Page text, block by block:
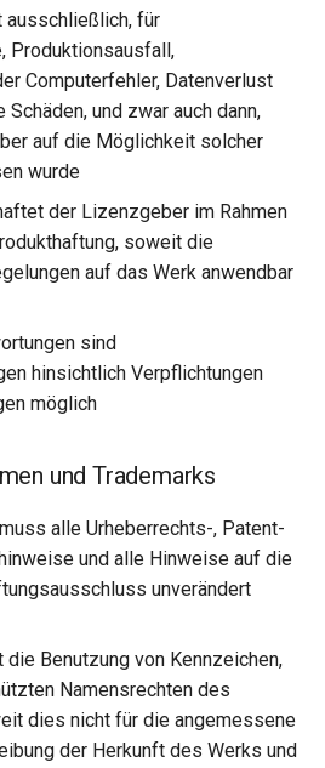
ausschließlich, für
Produktionsausfall,
Computerfehler, Datenverlust
und zwar auch dann,
auf die Möglichkeit solcher
wurde
der Lizenzgeber im Rahmen
soweit die
auf das Werk anwendbar
sind
hinsichtlich Verpflichtungen
möglich
und Trademarks
alle Urheberrechts-, Patent-
und alle Hinweise auf die
unverändert
Benutzung von Kennzeichen,
Namensrechten des
dies nicht für die angemessene
der Herkunft des Werks und